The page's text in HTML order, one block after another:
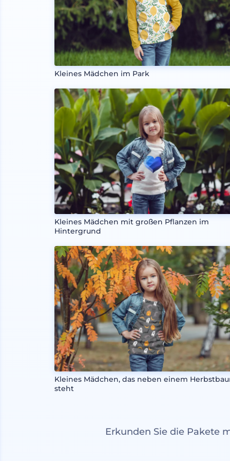
Kleines Mädchen im Park
Kleines Mädchen mit großen Pflanzen im
Hintergrund
Kleines Mädchen, das neben einem
steht
Erkunden Sie die Pakete